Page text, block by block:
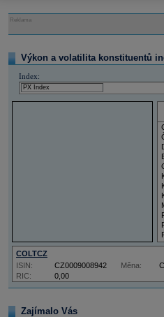
0,00
Reklama
Výkon a volatilita konstituentů
Index:
COLTCZ
RIC: 0,00
ISIN: CZ0009008942 Měna:
Zajímalo Vás